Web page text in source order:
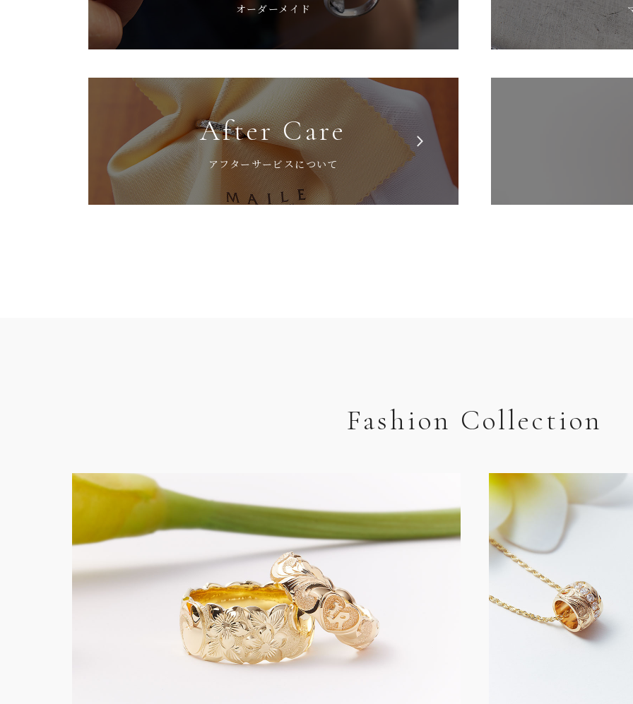
オーダーメイド
After Care
アフターサービスについて
Fashion Collection